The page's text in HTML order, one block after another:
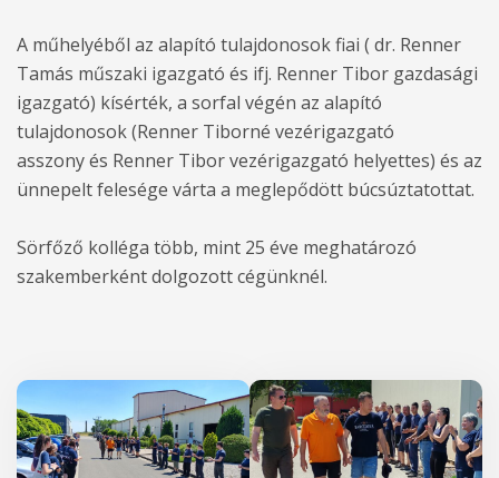
A műhelyéből az alapító tulajdonosok fiai ( dr. Renner
Tamás műszaki igazgató és ifj. Renner Tibor gazdasági
igazgató) kísérték, a sorfal végén az alapító
tulajdonosok (Renner Tiborné vezérigazgató
asszony és Renner Tibor vezérigazgató helyettes) és az
ünnepelt felesége várta a meglepődött búcsúztatottat.
Sörfőző kolléga több, mint 25 éve meghatározó
szakemberként dolgozott cégünknél.